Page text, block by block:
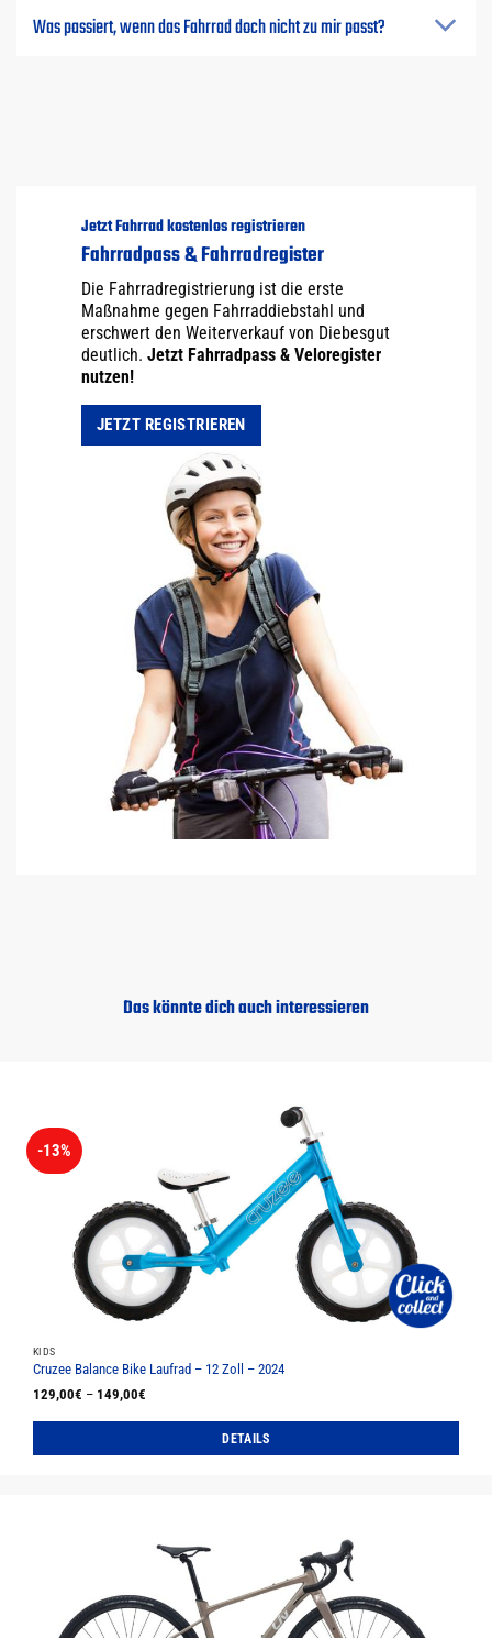
Was passiert, wenn das Fahrrad doch nicht zu mir passt?
Jetzt Fahrrad kostenlos registrieren
Fahrradpass & Fahrradregister
Die Fahrradregistrierung ist die erste
Maßnahme gegen Fahrraddiebstahl und
erschwert den Weiterverkauf von Diebesgut
deutlich. Jetzt Fahrradpass & Veloregister
nutzen!
JETZT REGISTRIEREN
Das könnte dich auch interessieren
-13%
KIDS
Cruzee Balance Bike Laufrad – 12 Zoll – 2024
129,00€ – 149,00€
DETAILS
Optionen